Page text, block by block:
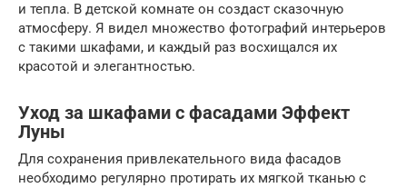
и тепла. В детской комнате он создаст сказочную
атмосферу. Я видел множество фотографий интерьеров
с такими шкафами, и каждый раз восхищался их
красотой и элегантностью.
Уход за шкафами с фасадами Эффект
Луны
Для сохранения привлекательного вида фасадов
необходимо регулярно протирать их мягкой тканью с